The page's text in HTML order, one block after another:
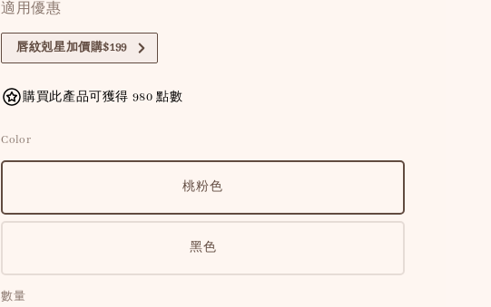
適用優惠
唇紋剋星加價購$199
購買此產品可獲得 980 點數
Color
桃粉色
黑色
數量